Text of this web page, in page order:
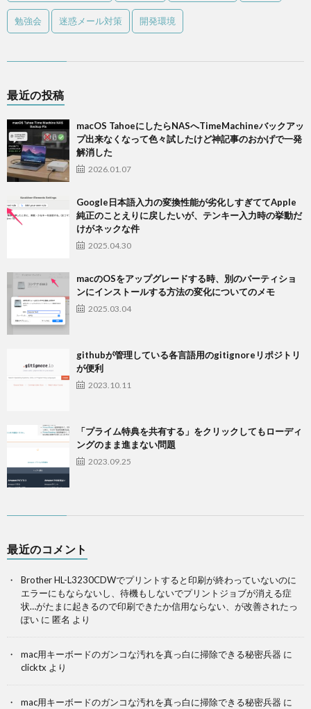
勉強会 迷惑メール対策 開発環境
最近の投稿
macOS TahoeにしたらNASへTimeMachineバックアッ
プ出来なくなって色々試したけど神記事のおかげで一発
解消した
2026.01.07
Google日本語入力の変換性能が劣化しすぎててApple
純正のことえりに戻したいが、テンキー入力時の挙動だ
けがネックな件
2025.04.30
macのOSをアップグレードする時、別のパーティショ
ンにインストールする方法の変化についてのメモ
2025.03.04
githubが管理している各言語用のgitignoreリポジトリ
が便利
2023.10.11
「プライム特典を共有する」をクリックしてもローディ
ングのまま進まない問題
2023.09.25
最近のコメント
Brother HL-L3230CDWでプリントすると印刷が終わっていないのに
エラーにもならないし、待機もしないでプリントジョブが消える症
状…がたまに起きるので印刷できたか信用ならない、が改善されたっ
ぽい に 匿名 より
mac用キーボードのガンコな汚れを真っ白に掃除できる秘密兵器 に
clicktx より
mac用キーボードのガンコな汚れを真っ白に掃除できる秘密兵器 に